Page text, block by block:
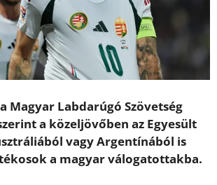
Magyar Labdarúgó Szövetség
a közeljövőben az Egyesült
vagy Argentínából is
a magyar válogatottakba.